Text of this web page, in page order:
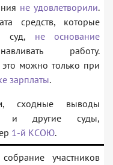
не удовлетворили.
средств, которые
суд, не основание
работу.
это можно только при
зарплаты.
сходные выводы
и другие суды,
1-й КСОЮ.
участников